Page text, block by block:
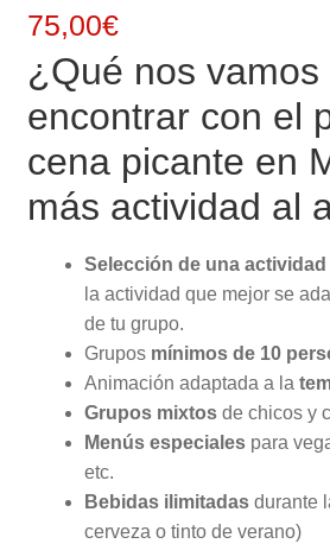
75,00€
¿Qué nos vamos
encontrar con el
cena picante en
más actividad al
Selección de una actividad
la actividad que mejor se
de tu grupo.
Grupos mínimos de 10
Animación adaptada a la
Grupos mixtosde chicos y
Menús especialespara
etc.
Bebidas ilimitadasdurante
cerveza o tinto de verano)